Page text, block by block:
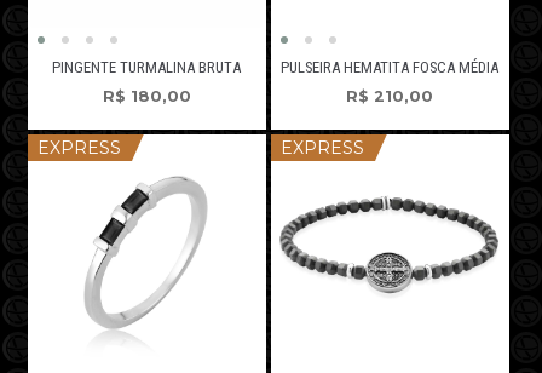
PINGENTE TURMALINA BRUTA
R$ 180,00
PULSEIRA HEMATITA FOSCA MÉDIA
R$ 210,00
EXPRESS EXPRESS